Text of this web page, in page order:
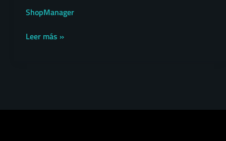
ShopManager
sus
increíbles
ranas
Leer más »